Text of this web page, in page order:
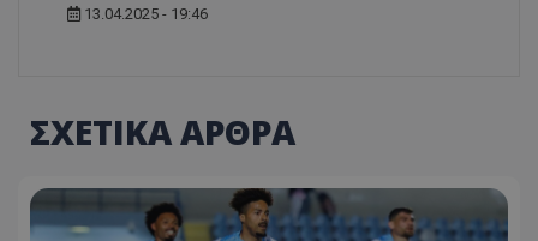
13.04.2025 - 19:46
ΣΧΕΤΙΚΑ ΑΡΘΡΑ